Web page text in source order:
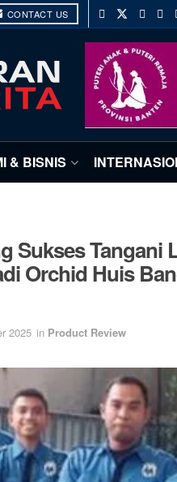
CONTACT US
& BISNIS
Sukses Tangani
Orchid Huis
2025 in Product Review